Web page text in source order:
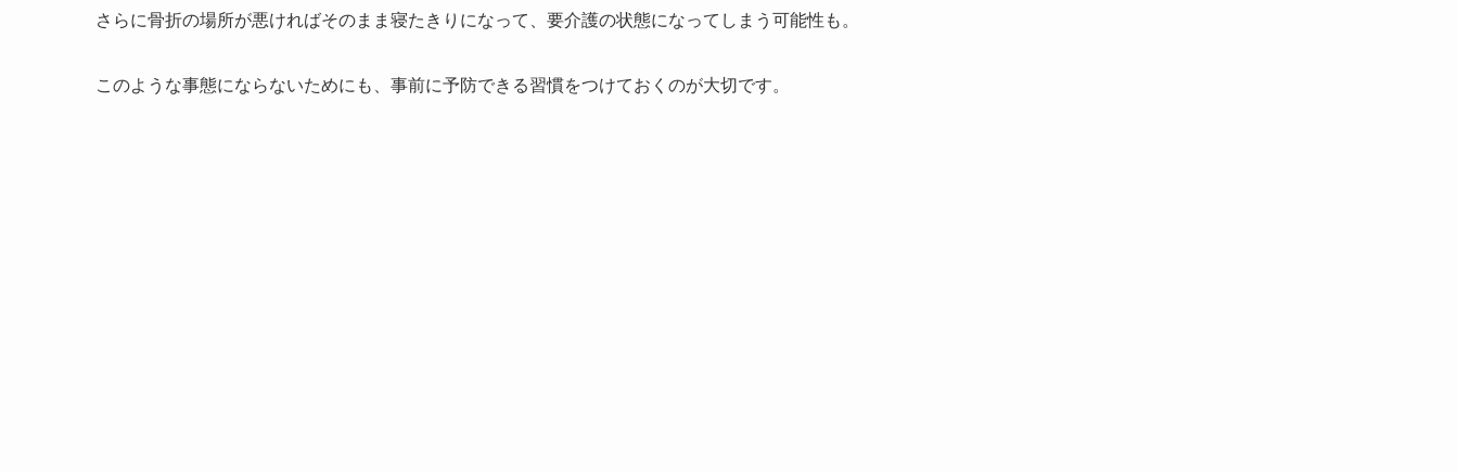
さらに骨折の場所が悪ければそのまま寝たきりになって、要介護の状態になってしまう可能性も。
このような事態にならないためにも、事前に予防できる習慣をつけておくのが大切です。